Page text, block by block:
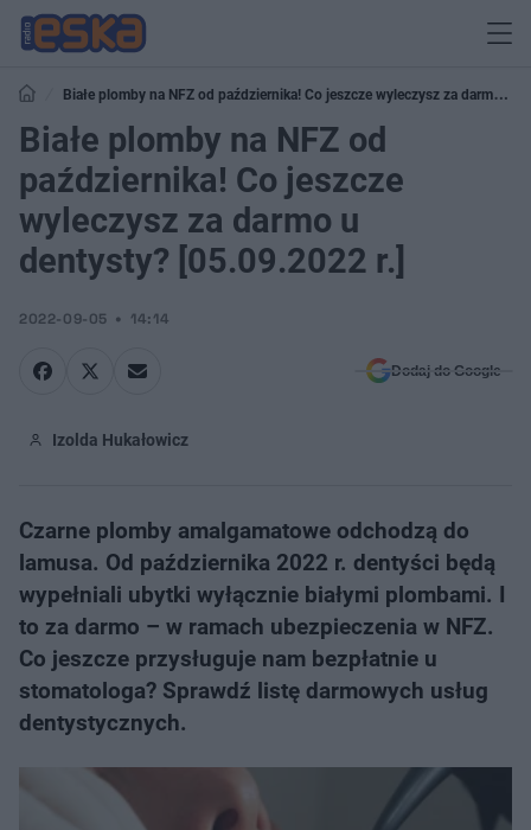
Białe plomby na NFZ od października! Co jeszcze wyleczysz za darmo u
dentysty? [05.09.2022 r.]
Białe plomby na NFZ od
października! Co jeszcze
wyleczysz za darmo u
dentysty? [05.09.2022 r.]
2022-09-05 14:14
Dodaj do Google
Izolda Hukałowicz
Czarne plomby amalgamatowe odchodzą do
lamusa. Od października 2022 r. dentyści będą
wypełniali ubytki wyłącznie białymi plombami. I
to za darmo – w ramach ubezpieczenia w NFZ.
Co jeszcze przysługuje nam bezpłatnie u
stomatologa? Sprawdź listę darmowych usług
dentystycznych.